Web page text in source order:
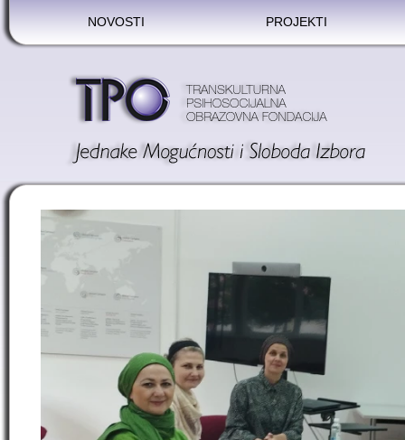
NOVOSTI PROJEKTI